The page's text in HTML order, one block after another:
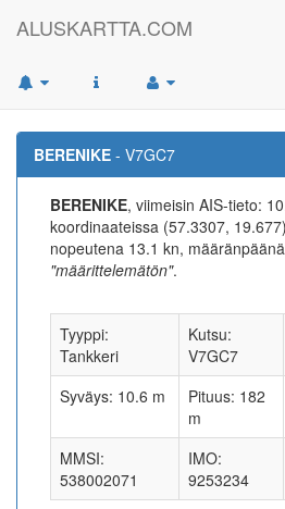
ALUSKARTTA.COM
BERENIKE - V7GC7
BERENIKE, viimeisin AIS-tieto:
koordinaateissa (57.3307,
nopeutena 13.1 kn,
"määrittelemätön".
Tyyppi:
Tankkeri
Kutsu:
V7GC7
Syväys: 10.6 m
Pituus: 182
m
MMSI:
538002071
IMO:
9253234